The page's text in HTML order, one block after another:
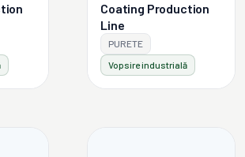
Coating Production
Line
PURETE
Vopsire industrială